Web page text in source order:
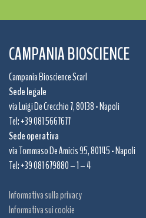
CAMPANIA BIOSCIENCE
Campania Bioscience Scarl
Sede legale
via Luigi De Crecchio 7, 80138 - Napoli
Tel: +39 081 5667677
Sede operativa
via Tommaso De Amicis 95, 80145 - Napoli
Tel: +39 081 679880 – 1 – 4
Informativa sulla privacy
Informativa sui cookie